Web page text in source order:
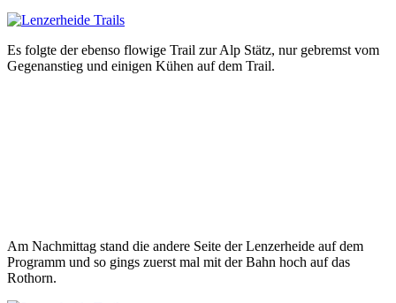
Es folgte der ebenso flowige Trail zur Alp Stätz, nur gebremst vom
Gegenanstieg und einigen Kühen auf dem Trail.
Am Nachmittag stand die andere Seite der Lenzerheide auf dem
Programm und so gings zuerst mal mit der Bahn hoch auf das
Rothorn.